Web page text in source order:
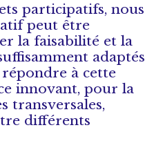
participatifs, nous
peut être
la faisabilité et la
adaptés
à cette
innovant, pour la
transversales,
différents